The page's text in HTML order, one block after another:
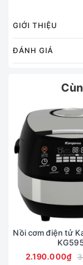
GIỚI THIỆU
ĐÁNH GIÁ
Nồi cơm điện tử
2.190.000₫